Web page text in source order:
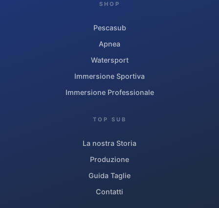
SHOP
Pescasub
Apnea
Watersport
Immersione Sportiva
Immersione Professionale
TOP SUB
La nostra Storia
Produzione
Guida Taglie
Contatti